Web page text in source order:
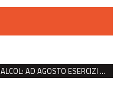
REGGIO, ARRIVA L’ORDINANZA ANTIALCOL: AD AGOSTO ESERCIZI DI VICINATO CHIUSI DALLE 22 ALLE 6